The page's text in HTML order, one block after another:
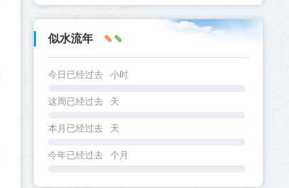
似水流年
今日已经过去 小时
这周已经过去 天
本月已经过去 天
今年已经过去 个月